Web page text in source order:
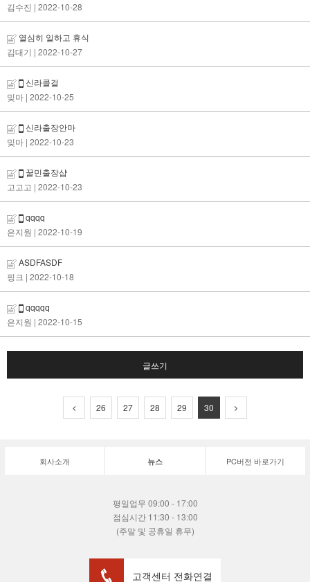
김수진 | 2022-10-28
열심히 일하고 휴식
김대기 | 2022-10-27
신라콜걸
밎마 | 2022-10-25
신라출장안마
밎마 | 2022-10-23
꿀민출장샵
고고고 | 2022-10-23
qqqq
은지원 | 2022-10-19
ASDFASDF
핑크 | 2022-10-18
qqqqq
은지원 | 2022-10-15
글쓰기
26 27 28 29 30
회사소개 뉴스 PC버전 바로가기
평일업무 09:00 - 17:00
점심시간 11:30 - 13:00
(주말 및 공휴일 휴무)
고객센터 전화연결